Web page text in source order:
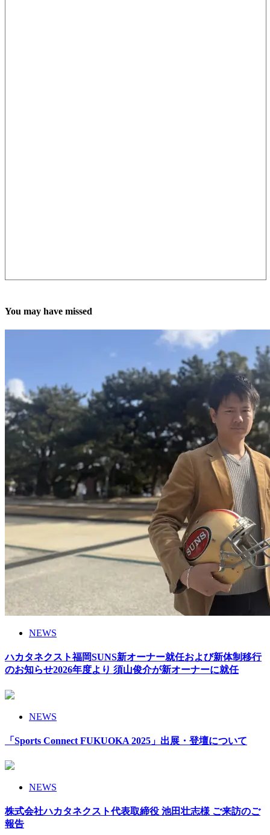
You may have missed
NEWS
ハカタネクスト福岡SUNS新オーナー就任および新体制移行
のお知らせ2026年度より 須山俊介が新オーナーに就任
NEWS
「Sports Connect FUKUOKA 2025」出展・登壇について
NEWS
株式会社ハカタネクスト代表取締役 池田壮志様 ご来訪のご
報告